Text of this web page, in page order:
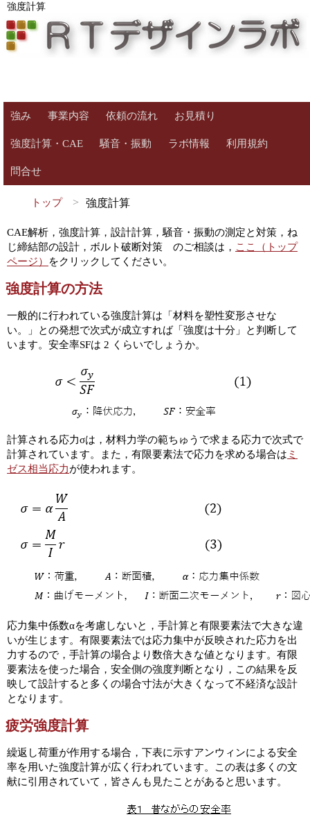
強度計算
強み 事業内容 依頼の流れ お見積り
強度計算・CAE 騒音・振動 ラボ情報 利用規約
問合せ
トップ 強度計算
CAE解析，強度計算，設計計算，騒音・振動の測定と対策，ね
じ締結部の設計，ボルト破断対策 のご相談は， ここ（トップ
ページ）
をクリックしてください。
強度計算の方法
一般的に行われている強度計算は「材料を塑性変形させな
い。」との発想で次式が成立すれば「強度は十分」と判断して
います。安全率SFは 2 くらいでしょうか。
計算される応力σは，材料力学の範ちゅうで求まる応力で次式で
計算されています。また，有限要素法で応力を求める場合は ミ
ゼス相当応力が使われます。
応力集中係数αを考慮しないと，手計算と有限要素法で大きな違
いが生じます。有限要素法では応力集中が反映された応力を出
力するので，手計算の場合より数倍大きな値となります。有限
要素法を使った場合，安全側の強度判断となり，この結果を反
映して設計すると多くの場合寸法が大きくなって不経済な設計
となります。
疲労強度計算
繰返し荷重が作用する場合，下表に示すアンウィンによる安全
率を用いた強度計算が広く行われています。この表は多くの文
献に引用されていて，皆さんも見たことがあると思います。